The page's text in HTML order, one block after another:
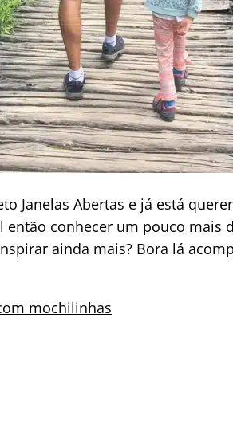
Janelas Abertas e já está
então conhecer um pouco mais
ainda mais? Bora lá
mochilinhas